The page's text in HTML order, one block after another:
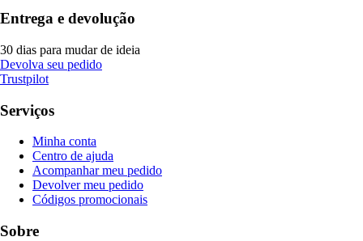
Entrega e devolução
30 dias para mudar de ideia
Devolva seu pedido
Trustpilot
Serviços
Minha conta
Centro de ajuda
Acompanhar meu pedido
Devolver meu pedido
Códigos promocionais
Sobre